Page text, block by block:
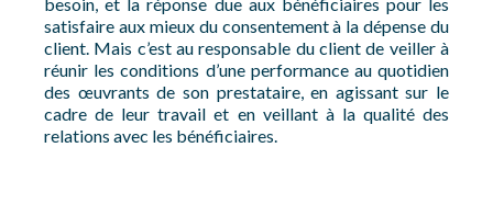
satisfaire aux mieux du consentement à la dépense du
client. Mais c’est au responsable du client de veiller à
réunir les conditions d’une performance au quotidien
des œuvrants de son prestataire, en agissant sur le
cadre de leur travail et en veillant à la qualité des
relations avec les bénéficiaires.